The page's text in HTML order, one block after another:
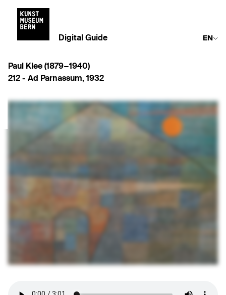
Digital Guide EN
Paul Klee (1879−1940)
212 - Ad Parnassum, 1932